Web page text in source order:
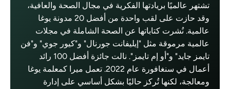
تشتهر عالميًا بريادتها الفكرية في مجال الصحة والعافية،
وقد حازت على لقب واحدة من أفضل 20 مدونة يوغا
عالمية. نُشرت كتاباتها عن الصحة الشاملة في مجلات
عالمية مرموقة مثل "إيليفانت جورنال" و"كيور جوي" و"فن
تايمز جايد" و"أو إم تايمز". نالت جائزة أفضل 100 رائد
أعمال في سنغافورة عام 2022. تعمل ميرا كمعلمة يوغا
ومعالجة، لكنها تُركز حاليًا بشكل أساسي على إدارة